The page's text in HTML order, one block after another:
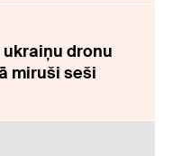
ukraiņu dronu
miruši seši